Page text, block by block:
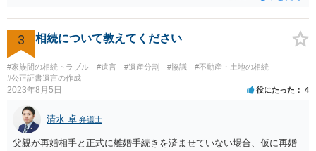
ご回答にもありますが， 代理人弁護士をたてて，その弁護士から相手
方に対して， ・相続に関する主張は法的根拠がなく，一切応じないこ
と ・今後一切の連絡をしてこないでほしいこと ・連絡を継続してくる
ようであれば警察への通報や法的措置も辞さないこと などを記載した
書面を発送してもらうことがよろしいように思います。
3 相続について教えてください
#家族間の相続トラブル #遺言 #遺産分割 #協議
#不動産・土地の相続
#公正証書遺言の作成
2023年8月5日 役にたった 4
清水 卓 弁護士
父親が再婚相手と正式に離婚手続きを済ませていない場合、仮に再婚